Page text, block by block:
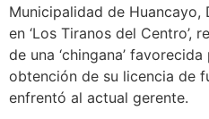
Municipalidad de Huancayo,
en ‘Los Tiranos del Centro’,
de una ‘chingana’
obtención de su licencia de
enfrentó al actual gerente.